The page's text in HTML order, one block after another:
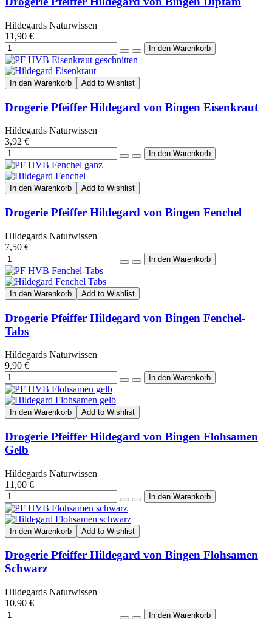
Hildegards Naturwissen
11,90 €
In den Warenkorb Add to Wishlist
Drogerie Pfeiffer Hildegard von Bingen Eisenkraut
Hildegards Naturwissen
3,92 €
In den Warenkorb Add to Wishlist
Drogerie Pfeiffer Hildegard von Bingen Fenchel
Hildegards Naturwissen
7,50 €
In den Warenkorb Add to Wishlist
Drogerie Pfeiffer Hildegard von Bingen Fenchel-
Tabs
Hildegards Naturwissen
9,90 €
In den Warenkorb Add to Wishlist
Drogerie Pfeiffer Hildegard von Bingen Flohsamen
Gelb
Hildegards Naturwissen
11,00 €
In den Warenkorb Add to Wishlist
Drogerie Pfeiffer Hildegard von Bingen Flohsamen
Schwarz
Hildegards Naturwissen
10,90 €